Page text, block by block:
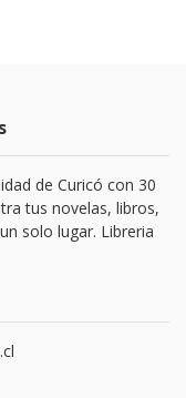
de Curicó con 30
tus novelas, libros,
solo lugar. Libreria